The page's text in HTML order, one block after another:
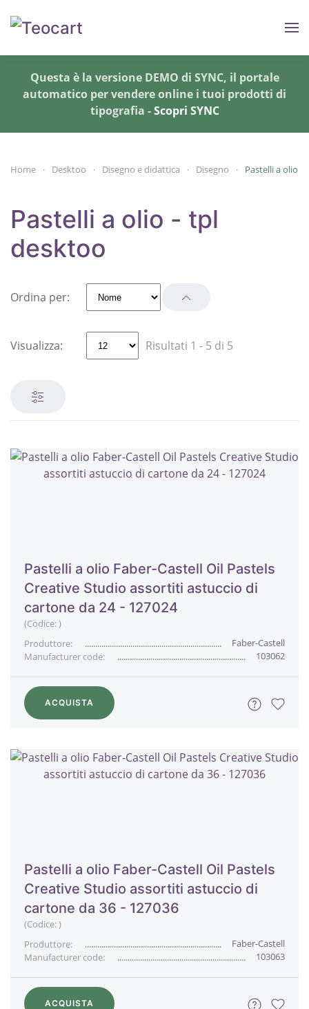
Skip to main content
Questa è la versione DEMO di SYNC, il portale
automatico per vendere online i tuoi prodotti di
tipografia -Scopri SYNC
Home Desktoo Disegno e didattica Disegno Pastelli a olio
Pastelli a olio - tpl
desktoo
Ordina per:
Visualizza: Risultati 1 - 5 di 5
Pastelli a olio Faber-Castell Oil Pastels
Creative Studio assortiti astuccio di
cartone da 24 - 127024
(Codice:)
Produttore:
Faber-Castell
Manufacturer code:
103062
ACQUISTA
Pastelli a olio Faber-Castell Oil Pastels
Creative Studio assortiti astuccio di
cartone da 36 - 127036
(Codice:)
Produttore:
Faber-Castell
Manufacturer code:
103063
ACQUISTA